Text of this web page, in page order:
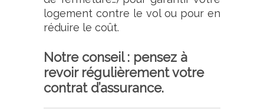
logement contre le vol ou pour en
réduire le coût.
Notre conseil : pensez à
revoir régulièrement votre
contrat d’assurance.